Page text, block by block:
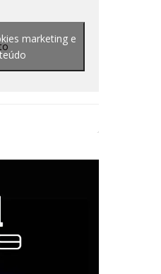
marketing e